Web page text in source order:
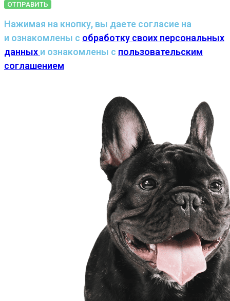
ОТПРАВИТЬ
Нажимая на кнопку, вы даете согласие на
и ознакомлены с обработку своих персональных
данных и ознакомлены с пользовательским
соглашением